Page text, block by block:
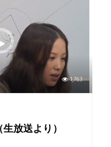
1,763
放送より）